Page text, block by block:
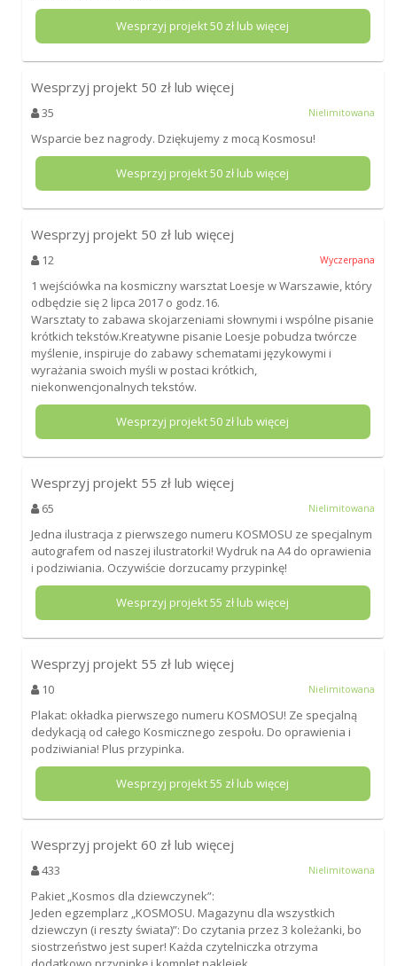
Wesprzyj projekt50 zł lub więcej
Wesprzyj projekt 50 zł lub więcej
35 Nielimitowana
Wsparcie bez nagrody. Dziękujemy z mocą Kosmosu!
Wesprzyj projekt50 zł lub więcej
Wesprzyj projekt 50 zł lub więcej
12 Wyczerpana
1 wejściówka na kosmiczny warsztat Loesje w Warszawie, który
odbędzie się 2 lipca 2017 o godz.16.
Warsztaty to zabawa skojarzeniami słownymi i wspólne pisanie
krótkich tekstów.Kreatywne pisanie Loesje pobudza twórcze
myślenie, inspiruje do zabawy schematami językowymi i
wyrażania swoich myśli w postaci krótkich,
niekonwencjonalnych tekstów.
Wesprzyj projekt50 zł lub więcej
Wesprzyj projekt 55 zł lub więcej
65 Nielimitowana
Jedna ilustracja z pierwszego numeru KOSMOSU ze specjalnym
autografem od naszej ilustratorki! Wydruk na A4 do oprawienia
i podziwiania. Oczywiście dorzucamy przypinkę!
Wesprzyj projekt55 zł lub więcej
Wesprzyj projekt 55 zł lub więcej
10 Nielimitowana
Plakat: okładka pierwszego numeru KOSMOSU! Ze specjalną
dedykacją od całego Kosmicznego zespołu. Do oprawienia i
podziwiania! Plus przypinka.
Wesprzyj projekt55 zł lub więcej
Wesprzyj projekt 60 zł lub więcej
433 Nielimitowana
Pakiet „Kosmos dla dziewczynek”:
Jeden egzemplarz „KOSMOSU. Magazynu dla wszystkich
dziewczyn (i reszty świata)”: Do czytania przez 3 koleżanki, bo
siostrzeństwo jest super! Każda czytelniczka otrzyma